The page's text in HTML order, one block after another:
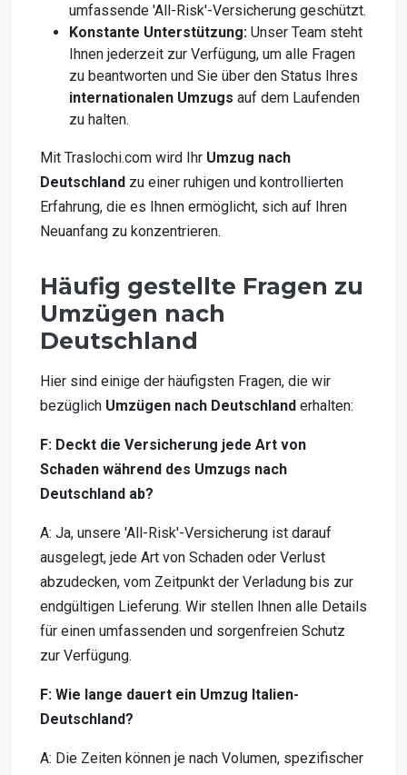
umfassende 'All-Risk'-Versicherung geschützt.
Konstante Unterstützung: Unser Team steht
Ihnen jederzeit zur Verfügung, um alle Fragen
zu beantworten und Sie über den Status Ihres
internationalen Umzugs auf dem Laufenden
zu halten.
Mit Traslochi.com wird Ihr Umzug nach
Deutschland zu einer ruhigen und kontrollierten
Erfahrung, die es Ihnen ermöglicht, sich auf Ihren
Neuanfang zu konzentrieren.
Häufig gestellte Fragen zu
Umzügen nach
Deutschland
Hier sind einige der häufigsten Fragen, die wir
bezüglich Umzügen nach Deutschland erhalten:
F: Deckt die Versicherung jede Art von
Schaden während des Umzugs nach
Deutschland ab?
A: Ja, unsere 'All-Risk'-Versicherung ist darauf
ausgelegt, jede Art von Schaden oder Verlust
abzudecken, vom Zeitpunkt der Verladung bis zur
endgültigen Lieferung. Wir stellen Ihnen alle Details
für einen umfassenden und sorgenfreien Schutz
zur Verfügung.
F: Wie lange dauert ein Umzug Italien-
Deutschland?
A: Die Zeiten können je nach Volumen, spezifischer